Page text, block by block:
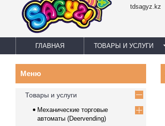
tdsagyz.kz
ГЛАВНАЯ ТОВАРЫ И УСЛУГИ
Товары и услуги
Механические торговые
автоматы (Deervending)